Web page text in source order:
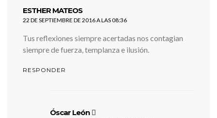
ESTHER MATEOSdice:
22 DE SEPTIEMBRE DE 2016 A LAS 08:36
Tus reflexiones siempre acertadas nos contagian
siempre de fuerza, templanza e ilusión.
RESPONDER
Óscar León